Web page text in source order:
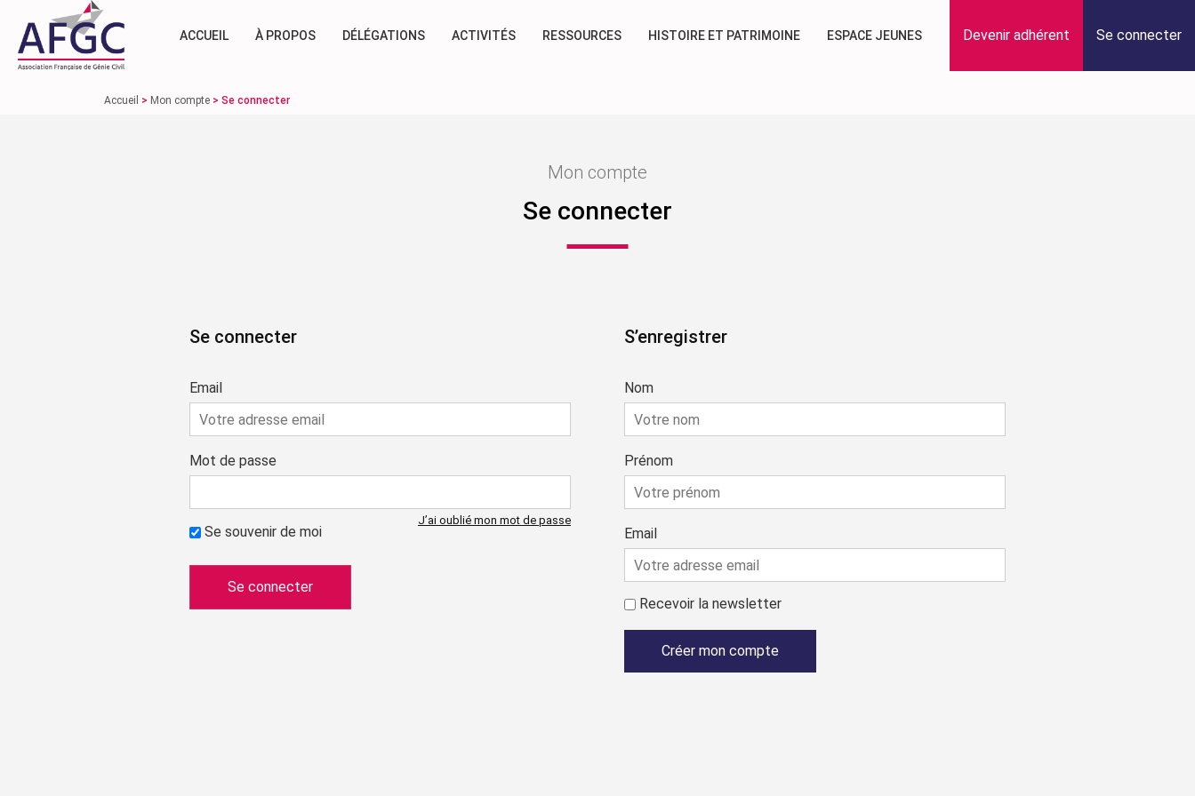
ACCUEIL À PROPOS DÉLÉGATIONS ACTIVITÉS RESSOURCES HISTOIRE ET PATRIMOINE ESPACE JEUNES Devenir adhérent Se connecter
Accueil > Mon compte > Se connecter
Mon compte
Se connecter
Se connecter
Email
Mot de passe
Se souvenir de moi
J’ai oublié mon mot de passe
S’enregistrer
Nom
Prénom
Email
Recevoir la newsletter